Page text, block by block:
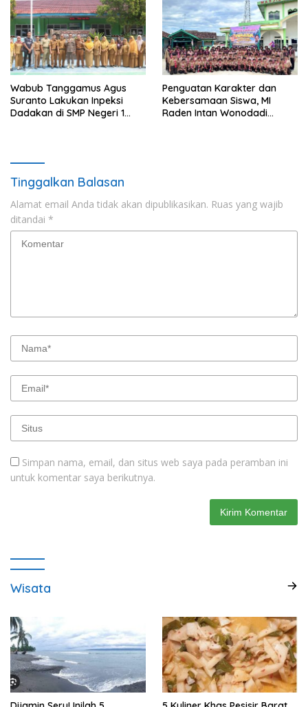
Wabub Tanggamus Agus
Suranto Lakukan Inpeksi
Dadakan di SMP Negeri 1
Penguatan Karakter dan
Kebersamaan Siswa, MI
Raden Intan Wonodadi
Tinggalkan Balasan
Alamat email Anda tidak akan dipublikasikan. Ruas yang wajib
ditandai *
Simpan nama, email, dan situs web saya pada peramban ini
untuk komentar saya berikutnya.
Wisata